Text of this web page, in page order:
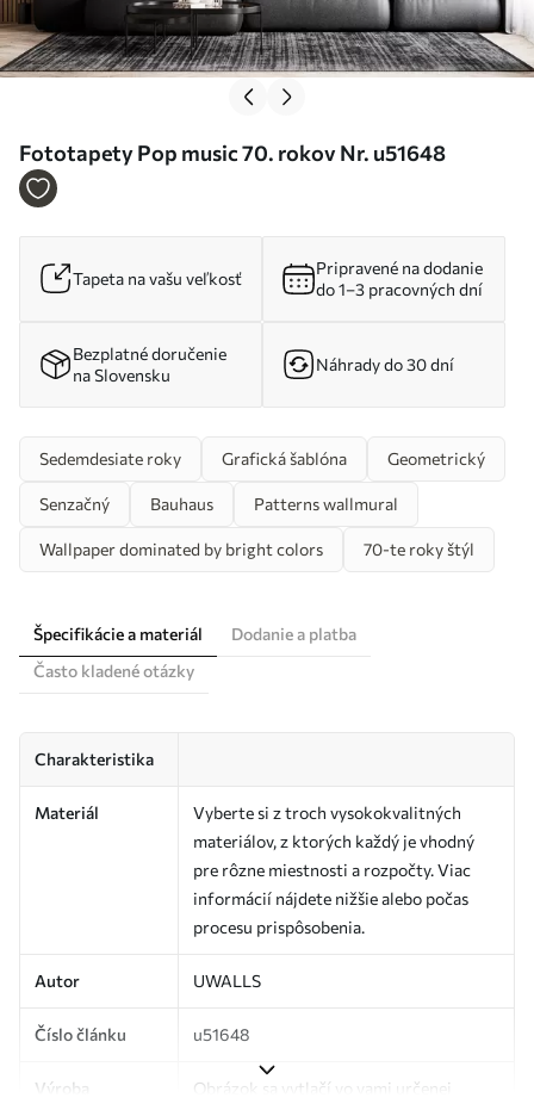
Fototapety Pop music 70. rokov Nr. u51648
Tapeta na vašu veľkosť
Pripravené na dodanie
do 1–3 pracovných dní
Bezplatné doručenie
na Slovensku
Náhrady do 30 dní
Sedemdesiate roky Grafická šablóna Geometrický
Senzačný Bauhaus Patterns wallmural
Wallpaper dominated by bright colors 70-te roky štýl
Špecifikácie a materiál
Dodanie a platba
Často kladené otázky
Charakteristika
Materiál
Vyberte si z troch vysokokvalitných
materiálov, z ktorých každý je vhodný
pre rôzne miestnosti a rozpočty. Viac
informácií nájdete nižšie alebo počas
procesu prispôsobenia.
Autor UWALLS
Číslo článku u51648
Výroba
Obrázok sa vytlačí vo vami určenej